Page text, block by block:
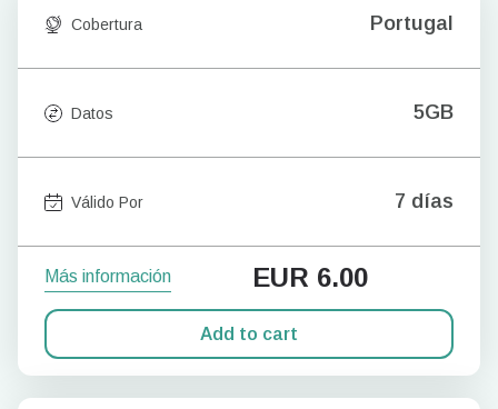
Cobertura Portugal
Datos 5GB
Válido Por 7 días
Más información EUR 6.00
Add to cart